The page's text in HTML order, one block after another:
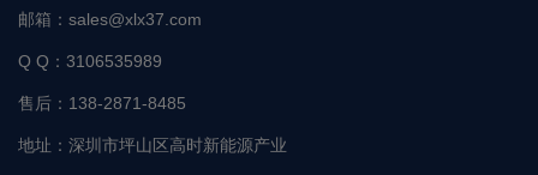
24小时微信在线服务，任何问题可以微信咨询
电话：136-0018-1225(微信同号)
座机： 800-4648067
邮箱： sales@xlx37.com